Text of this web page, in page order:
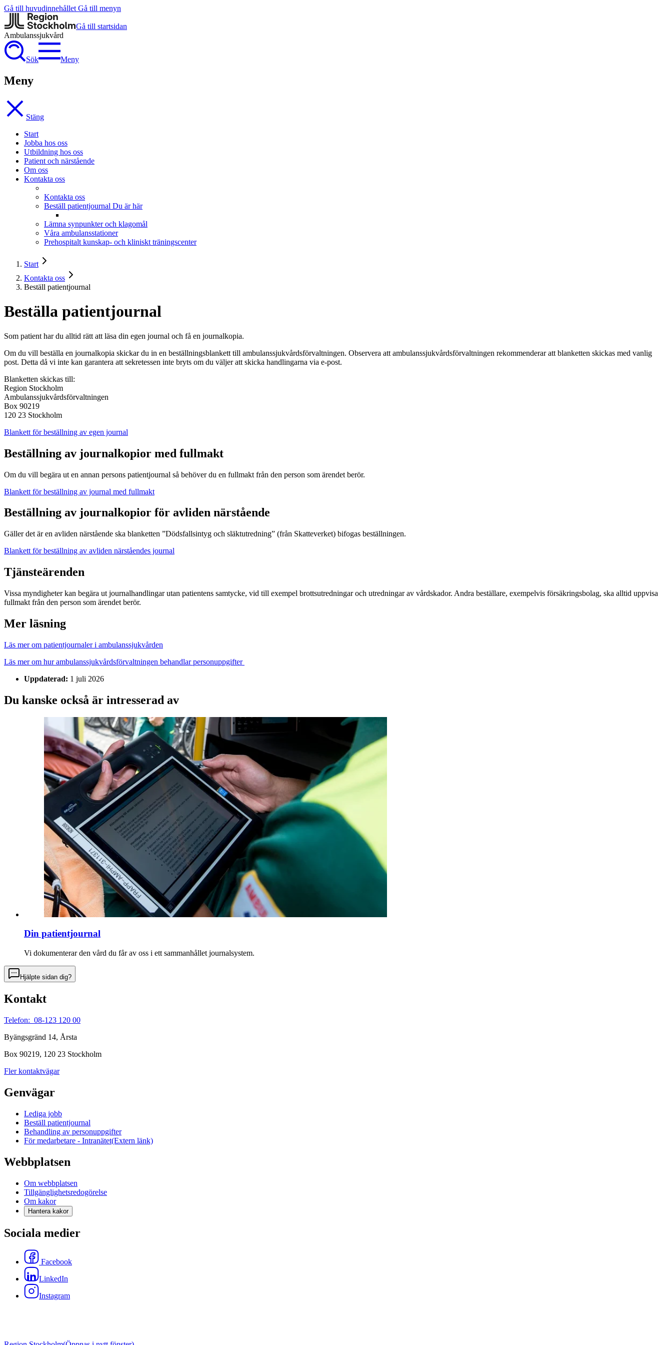
Gå till huvudinnehållet Gå till menyn
Gå till startsidan
Ambulanssjukvård
Sök Meny
Meny
Stäng
Start
Jobba hos oss
Utbildning hos oss
Patient och närstående
Om oss
Kontakta oss
Kontakta oss
Beställ patientjournal Du är här
Lämna synpunkter och klagomål
Våra ambulansstationer
Prehospitalt kunskap- och kliniskt träningscenter
Start
Kontakta oss
Beställ patientjournal
Beställa patientjournal
Som patient har du alltid rätt att läsa din egen journal och få en journalkopia.
Om du vill beställa en journalkopia skickar du in en beställningsblankett till ambulanssjukvårdsförvaltningen. Observera att ambulanssjukvårdsförvaltningen rekommenderar att blanketten skickas med vanlig
post. Detta då vi inte kan garantera att sekretessen inte bryts om du väljer att skicka handlingarna via e-post.
Blanketten skickas till:
Region Stockholm
Ambulanssjukvårdsförvaltningen
Box 90219
120 23 Stockholm
Blankett för beställning av egen journal
Beställning av journalkopior med fullmakt
Om du vill begära ut en annan persons patientjournal så behöver du en fullmakt från den person som ärendet berör.
Blankett för beställning av journal med fullmakt
Beställning av journalkopior för avliden närstående
Gäller det är en avliden närstående ska blanketten ”Dödsfallsintyg och släktutredning” (från Skatteverket) bifogas beställningen.
Blankett för beställning av avliden närståendes journal
Tjänsteärenden
Vissa myndigheter kan begära ut journalhandlingar utan patientens samtycke, vid till exempel brottsutredningar och utredningar av vårdskador. Andra beställare, exempelvis försäkringsbolag, ska alltid uppvisa
fullmakt från den person som ärendet berör.
Mer läsning
Läs mer om patientjournaler i ambulanssjukvården
Läs mer om hur ambulanssjukvårdsförvaltningen behandlar personuppgifter
Uppdaterad: 1 juli 2026
Du kanske också är intresserad av
Din patientjournal
Vi dokumenterar den vård du får av oss i ett sammanhållet journalsystem.
Hjälpte sidan dig?
Kontakt
Telefon: 08-123 120 00
Byängsgränd 14, Årsta
Box 90219, 120 23 Stockholm
Fler kontaktvägar
Genvägar
Lediga jobb
Beställ patientjournal
Behandling av personuppgifter
För medarbetare - Intranätet(Extern länk)
Webbplatsen
Om webbplatsen
Tillgänglighetsredogörelse
Om kakor
Hantera kakor
Sociala medier
Facebook
LinkedIn
Instagram